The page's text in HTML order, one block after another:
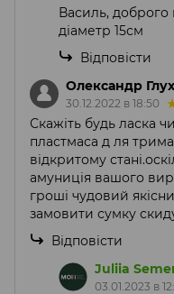
Василь, доброго
діаметр 15см
Відповісти
Олександр
30.12.2022 в 18:50
Скажіть будь ласка
пластмаса д ля
відкритому
амуниція вашого
гроші чудовий
замовити сумку
Відповісти
Juliia
03.01.2023 в